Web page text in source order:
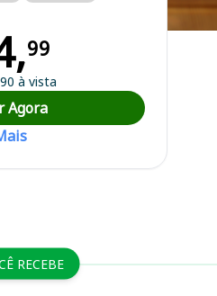
e Emergência da Microrregião
99
à vista
Agora
RECEBE